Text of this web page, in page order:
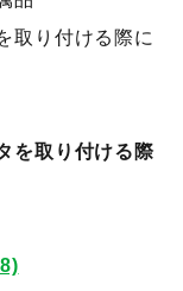
取り付ける際に
を取り付ける際